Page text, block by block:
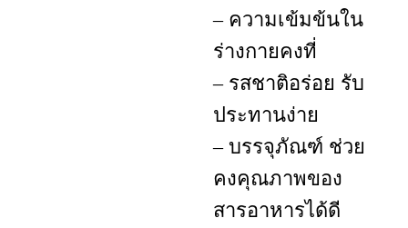
– ความเข้มข้นใน
ร่างกายคงที่
– รสชาติอร่อย รับ
ประทานง่าย
– บรรจุภัณฑ์ ช่วย
คงคุณภาพของ
สารอาหารได้ดี